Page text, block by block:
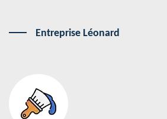
Entreprise Léonard